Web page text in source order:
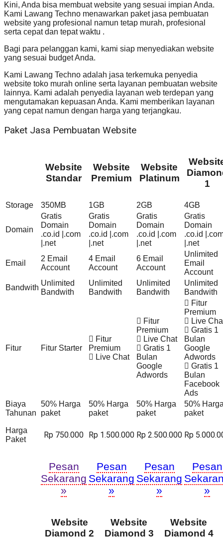
Kini, Anda bisa membuat website yang sesuai impian Anda.
Kami Lawang Techno menawarkan paket jasa pembuatan
website yang profesional namun tetap murah, profesional
serta cepat dan tepat waktu .
Bagi para pelanggan kami, kami siap menyediakan website
yang sesuai budget Anda.
Kami Lawang Techno adalah jasa terkemuka penyedia
website toko murah online serta layanan pembuatan website
lainnya. Kami adalah penyedia layanan web terdepan yang
mengutamakan kepuasan Anda. Kami memberikan layanan
yang cepat namun dengan harga yang terjangkau.
Paket Jasa Pembuatan Website
Website
Standar
Website
Premium
Website
Platinum
1
Storage 350MB 1GB 2GB 4GB
Domain
Gratis
Domain
.co.id |.com
|.net
Gratis
Domain
.co.id |.com
|.net
Gratis
Domain
.co.id |.com
|.net
Gratis
Domain
.co.id
|.net
Email
2 Email
Account
4 Email
Account
6 Email
Account
Unlimited
Email
Account
Bandwith
Unlimited
Bandwith
Unlimited
Bandwith
Unlimited
Bandwith
Unlimited
Bandwith
Fitur Fitur Starter
Fitur
Premium
Live Chat
Fitur
Premium
Live Chat
Gratis 1
Bulan
Google
Adwords
Fitur
Premium
Live
Gratis 1
Bulan
Google
Adwords
Gratis 1
Bulan
Facebook
Ads
Biaya
Tahunan
50% Harga
paket
50% Harga
paket
50% Harga
paket
50%
paket
Harga
Paket
Rp 750.000 Rp 1.500.000 Rp 2.500.000 Rp
Pesan
Sekarang
»
Pesan
Sekarang
»
Pesan
Sekarang
»
Pesan
»
Website
Diamond 2
Website
Diamond 3
Website
Diamond 4